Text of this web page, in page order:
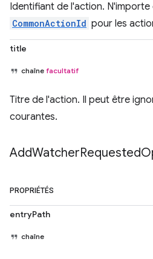
Identifiant de l'action. N'importe
CommonActionId pour les
title
chaîne facultatif
Titre de l'action. Il peut être
courantes.
AddWatcherRequested
PROPRIÉTÉS
entryPath
chaîne